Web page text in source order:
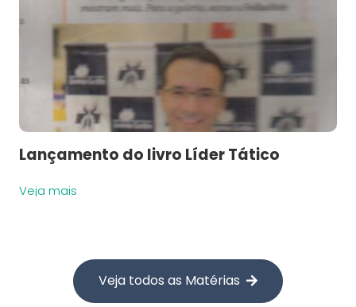
Lançamento do livro Líder Tático
Veja mais
Veja todos as Matérias